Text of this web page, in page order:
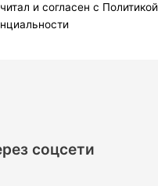
и согласен с Политикой
соцсети